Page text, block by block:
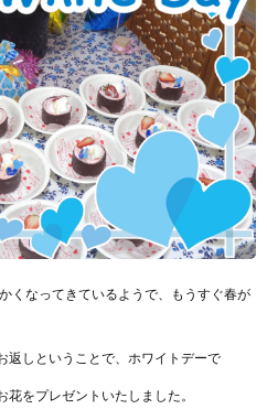
くなってきているようで、もうすぐ春が
しということで、 ホワイトデーで
をプレゼントいたしました。